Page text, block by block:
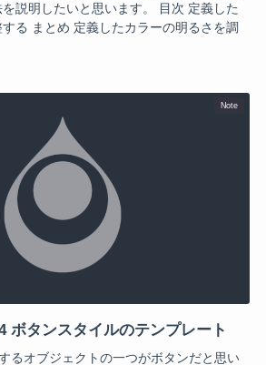
説明したいと思います。 目次 定義した
る まとめ 定義したカラーの明るさを調
Note
ボタンスタイルのテンプレート
るオブジェクトの一つがボタンだと思い